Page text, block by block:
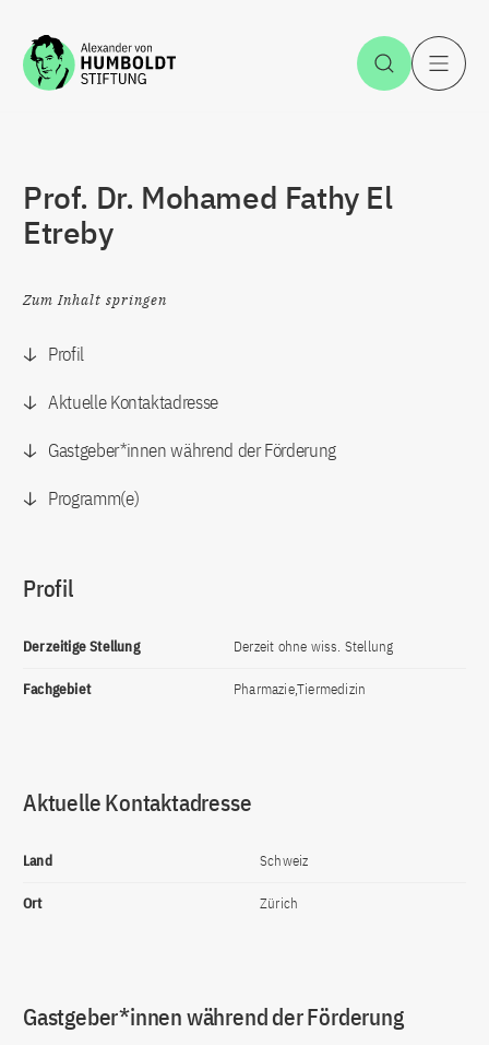
Zum Inhalt springen Suche
Prof. Dr. Mohamed Fathy El
Etreby
Zum Inhalt springen
Profil
Aktuelle Kontaktadresse
Gastgeber*innen während der Förderung
Programm(e)
Profil
Derzeitige Stellung Derzeit ohne wiss. Stellung
Fachgebiet Pharmazie,Tiermedizin
Aktuelle Kontaktadresse
Land Schweiz
Ort Zürich
Gastgeber*innen während der Förderung